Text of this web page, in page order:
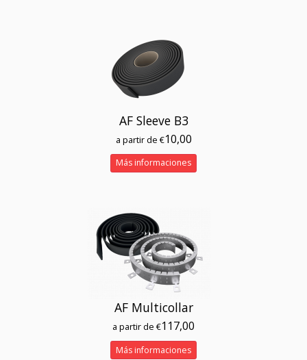
AF Sleeve B3
a partir de €10,00
Más informaciones
AF Multicollar
a partir de €117,00
Más informaciones